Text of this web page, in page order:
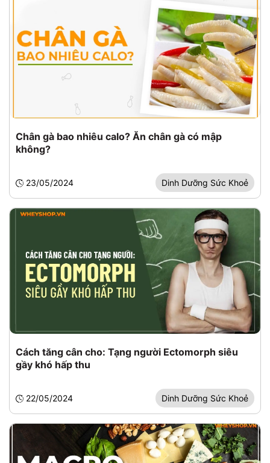
Chân gà bao nhiêu calo? Ăn chân gà có mập
không?
23/05/2024 Dinh Dưỡng Sức Khoẻ
Cách tăng cân cho: Tạng người Ectomorph siêu
gầy khó hấp thu
22/05/2024 Dinh Dưỡng Sức Khoẻ